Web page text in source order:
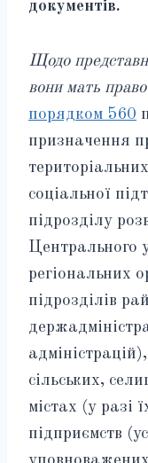
документів.
Щодо
вони мать
порядком 560
призначення
соціальної
підрозділу
Центрального
регіональних
підрозділів
сільських,
містах (у разі
підприємств